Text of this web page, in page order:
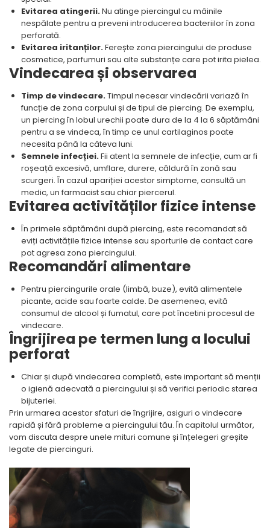
Evitarea atingerii.Nu atinge piercingul cu mâinile
nespălate pentru a preveni introducerea bacteriilor în zona
perforată.
Evitarea iritanților.Ferește zona piercingului de produse
cosmetice, parfumuri sau alte substanțe care pot irita pielea.
Vindecarea și observarea
Timp de vindecare.Timpul necesar vindecării variază în
funcție de zona corpului și de tipul de piercing. De exemplu,
un piercing în lobul urechii poate dura de la 4 la 6 săptămâni
pentru a se vindeca, în timp ce unul cartilaginos poate
necesita până la câteva luni.
Semnele infecției.Fii atent la semnele de infecție, cum ar fi
roșeață excesivă, umflare, durere, căldură în zonă sau
scurgeri. În cazul apariției acestor simptome, consultă un
medic, un farmacist sau chiar piercerul.
Evitarea activităților fizice intense
În primele săptămâni după piercing, este recomandat să
eviți activitățile fizice intense sau sporturile de contact care
pot agresa zona piercingului.
Recomandări alimentare
Pentru piercingurile orale (limbă, buze), evită alimentele
picante, acide sau foarte calde. De asemenea, evită
consumul de alcool și fumatul, care pot încetini procesul de
vindecare.
Îngrijirea pe termen lung a locului
perforat
Chiar și după vindecarea completă, este important să menții
o igienă adecvată a piercingului și să verifici periodic starea
bijuteriei.
Prin urmarea acestor sfaturi de îngrijire, asiguri o vindecare
rapidă și fără probleme a piercingului tău. În capitolul următor,
vom discuta despre unele mituri comune și înțelegeri greșite
legate de piercinguri.